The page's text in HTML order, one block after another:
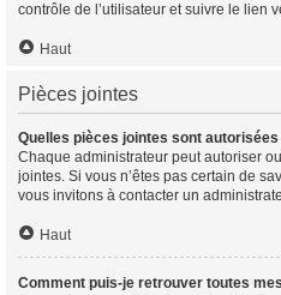
contrôle de l’utilisateur et suivre le lien
Haut
Pièces jointes
Quelles pièces jointes sont
Chaque administrateur peut autoriser
jointes. Si vous n’êtes pas certain de
vous invitons à contacter un
Haut
Comment puis-je retrouver toutes